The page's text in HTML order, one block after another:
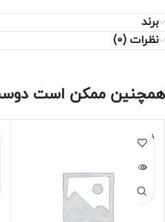
برند
نظرات (0)
همچنین ممکن است
فروخته
شده